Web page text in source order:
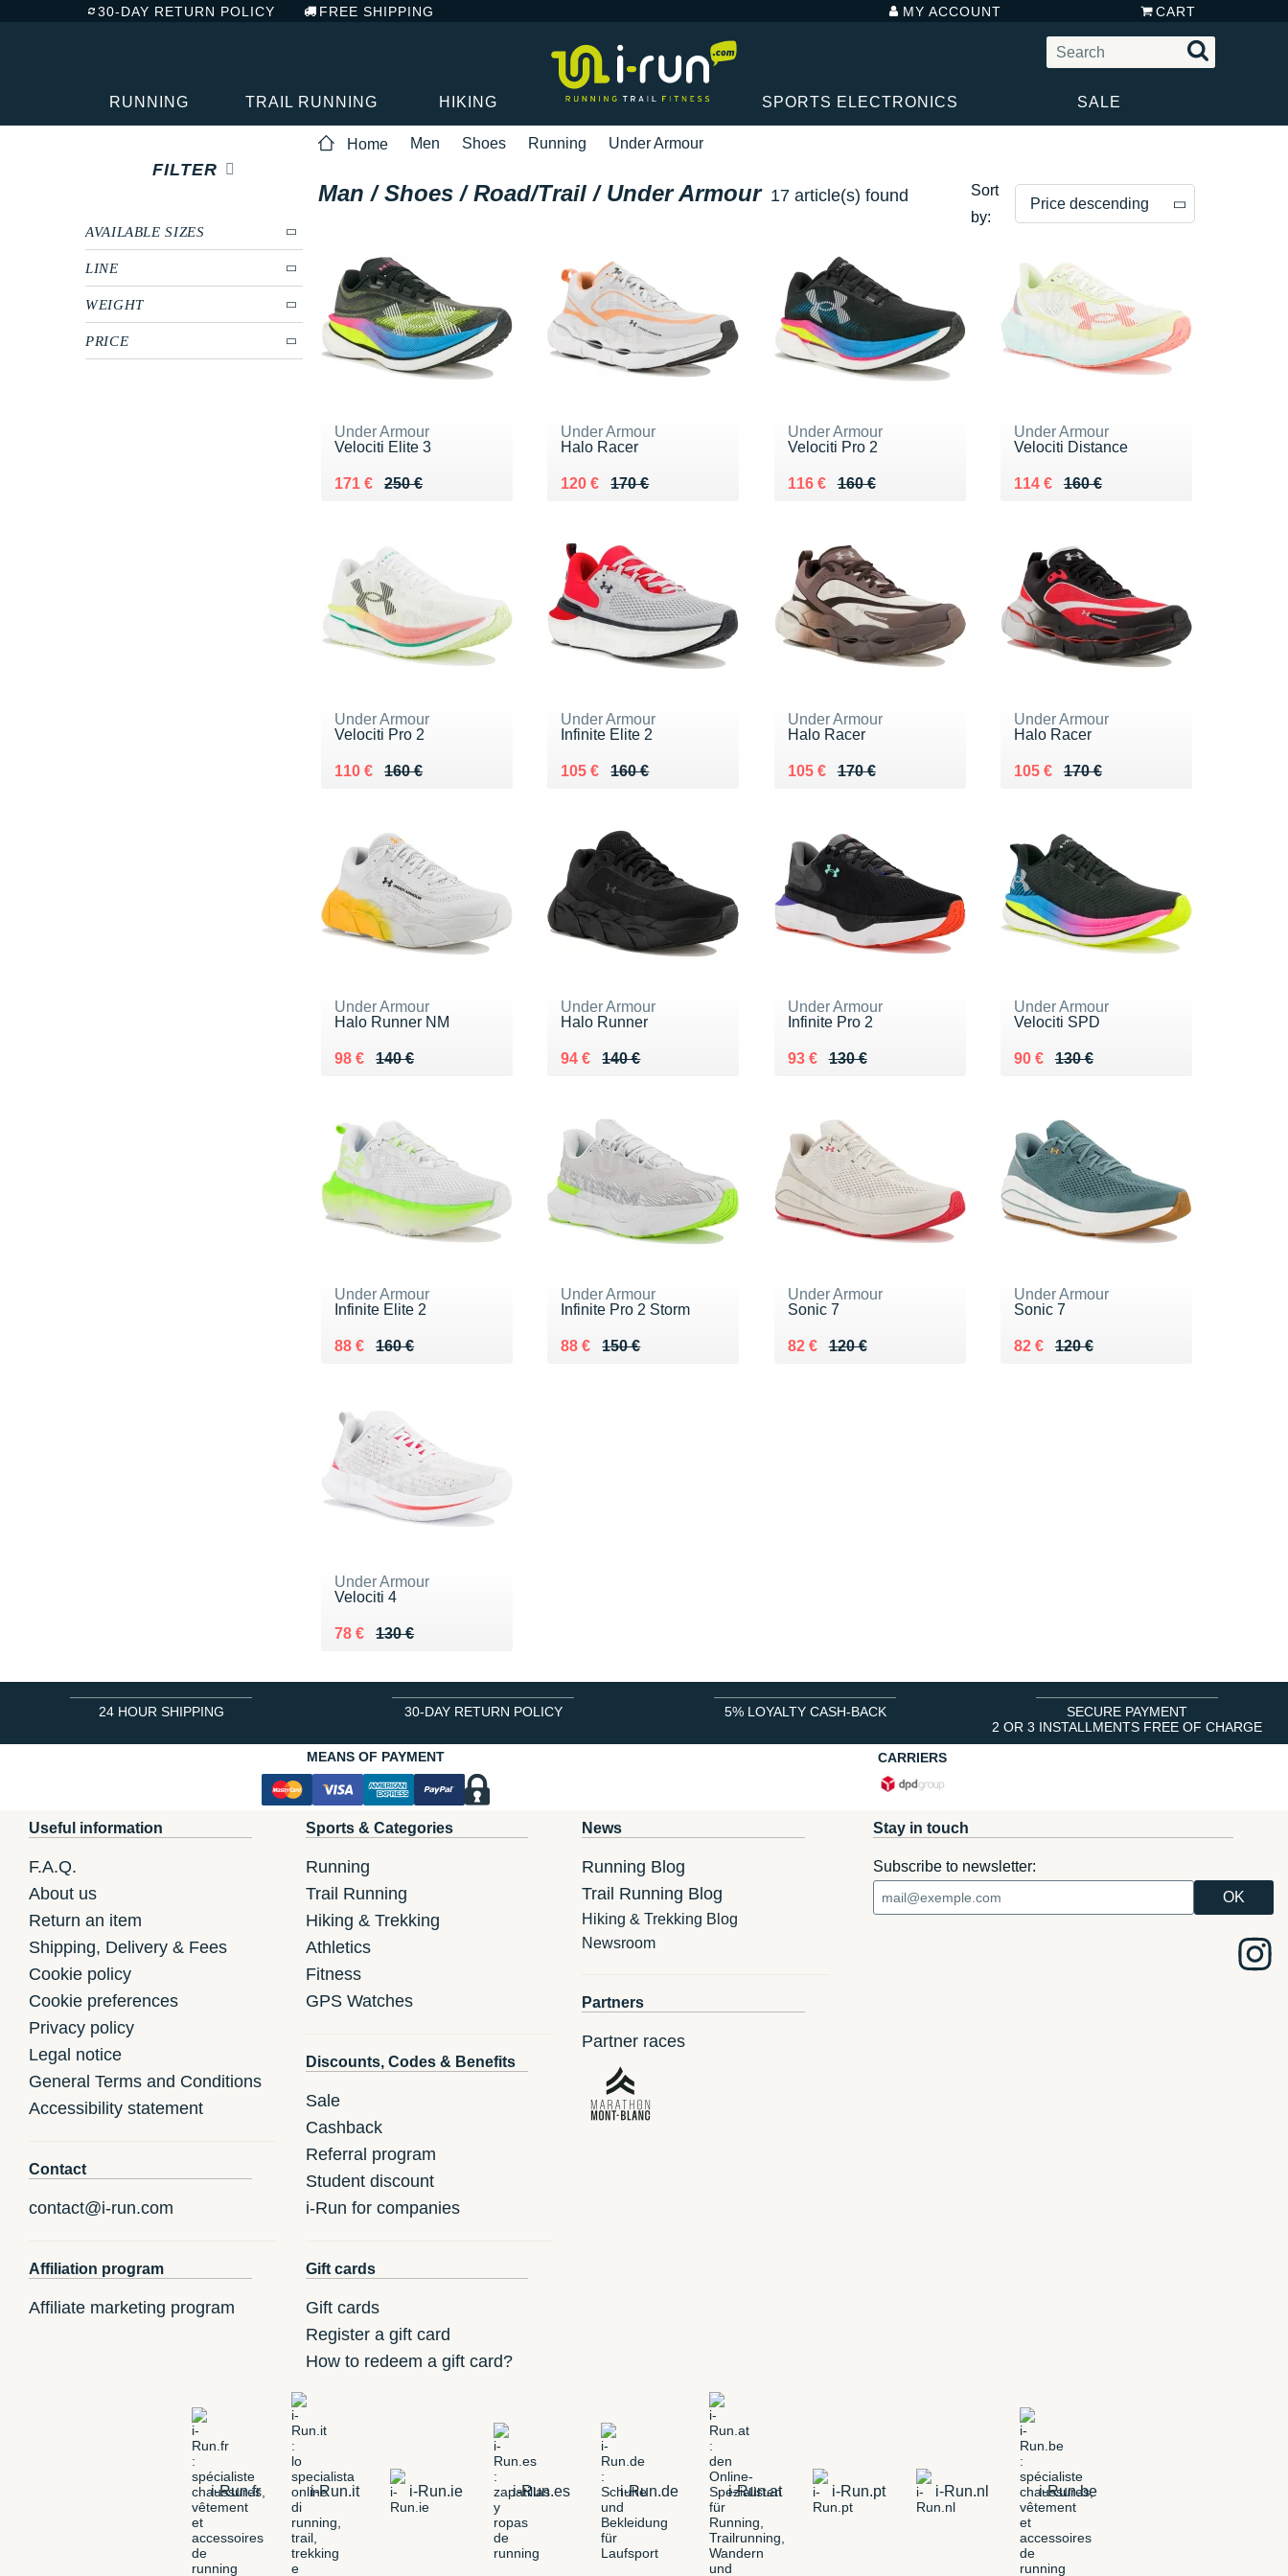
30-DAY RETURN POLICY FREE SHIPPING MY ACCOUNT CART
RUNNING TRAIL RUNNING HIKING SPORTS ELECTRONICS SALE
Home Men Shoes Running Under Armour
FILTER
AVAILABLE SIZES
LINE
WEIGHT
PRICE
Man / Shoes / Road/Trail / Under Armour 17 article(s) found
Sort
by:
Price descending
Price ascending
Under Armour
Velociti Elite 3
250 €
Au lieu de 250 €
171 €
Vendu 171 €
Under Armour
Halo Racer
170 €
Au lieu de 170 €
120 €
Vendu 120 €
Under Armour
Velociti Pro 2
160 €
Au lieu de 160 €
116 €
Vendu 116 €
Under Armour
Velociti Distance
160 €
Au lieu de 160 €
114 €
Vendu 114 €
Under Armour
Velociti Pro 2
160 €
Au lieu de 160 €
110 €
Vendu 110 €
Under Armour
Infinite Elite 2
160 €
Au lieu de 160 €
105 €
Vendu 105 €
Under Armour
Halo Racer
170 €
Au lieu de 170 €
105 €
Vendu 105 €
Under Armour
Halo Racer
170 €
Au lieu de 170 €
105 €
Vendu 105 €
Under Armour
Halo Runner NM
140 €
Au lieu de 140 €
98 €
Vendu 98 €
Under Armour
Halo Runner
140 €
Au lieu de 140 €
94 €
Vendu 94 €
Under Armour
Infinite Pro 2
130 €
Au lieu de 130 €
93 €
Vendu 93 €
Under Armour
Velociti SPD
130 €
Au lieu de 130 €
90 €
Vendu 90 €
Under Armour
Infinite Elite 2
160 €
Au lieu de 160 €
88 €
Vendu 88 €
Under Armour
Infinite Pro 2 Storm
150 €
Au lieu de 150 €
88 €
Vendu 88 €
Under Armour
Sonic 7
120 €
Au lieu de 120 €
82 €
Vendu 82 €
Under Armour
Sonic 7
120 €
Au lieu de 120 €
82 €
Vendu 82 €
Under Armour
Velociti 4
130 €
Au lieu de 130 €
78 €
Vendu 78 €
24 HOUR SHIPPING 30-DAY RETURN POLICY 5% LOYALTY CASH-BACK
SECURE PAYMENT
2 OR 3 INSTALLMENTS FREE OF CHARGE
MEANS OF PAYMENT
CARRIERS
Useful information
F.A.Q.
About us
Return an item
Shipping, Delivery & Fees
Cookie policy
Cookie preferences
Privacy policy
Legal notice
General Terms and Conditions
Accessibility statement
Contact
contact@i-run.com
Affiliation program
Affiliate marketing program
Sports & Categories
Running
Trail Running
Hiking & Trekking
Athletics
Fitness
GPS Watches
Discounts, Codes & Benefits
Sale
Cashback
Referral program
Student discount
i-Run for companies
Gift cards
Gift cards
Register a gift card
How to redeem a gift card?
News
Running Blog
Trail Running Blog
Hiking & Trekking Blog
Newsroom
Partners
Partner races
Stay in touch
Subscribe to newsletter:
i-Run.fr i-Run.it i-Run.ie i-Run.es i-Run.de i-Run.at i-Run.pt i-Run.nl i-Run.be